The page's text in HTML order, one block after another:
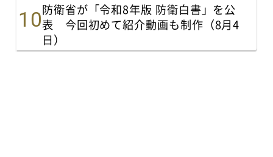
防衛省が「令和8年版 防衛白書」を公
表 今回初めて紹介動画も制作（8月4
日）